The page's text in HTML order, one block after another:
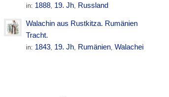
in: 1888, 19. Jh, Russland
Walachin aus Rustkitza. Rumänien
Tracht.
in: 1843, 19. Jh, Rumänien,Walachei